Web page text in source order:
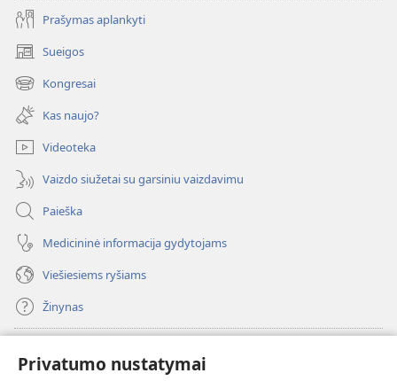
Privatumo nustatymai
Prašymas aplankyti
Sueigos
(atsiveria
naujas
langas)
Kongresai
(atsiveria
naujas
langas)
Kas naujo?
Videoteka
Vaizdo siužetai su garsiniu vaizdavimu
Paieška
Medicininė informacija gydytojams
Viešiesiems ryšiams
Žinynas
(atsiveria
naujas